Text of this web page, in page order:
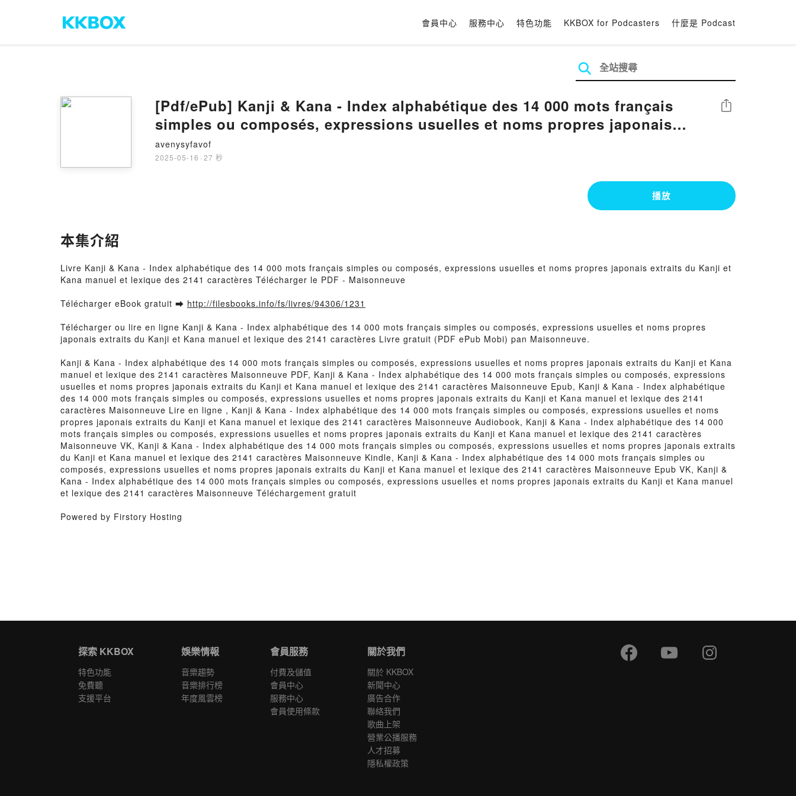
會員中心 服務中心 特色功能 KKBOX for Podcasters 什麼是 Podcast
[Pdf/ePub] Kanji & Kana - Index alphabétique des 14 000 mots français
simples ou composés, expressions usuelles et noms propres japonais
extraits du Kanji et Kana manuel et lexique des 2141 caractères par
Maisonneuve téléchargement ebook
avenysyfavof
2025-05-16 · 27 秒
分享
播放
本集介紹
Livre Kanji & Kana - Index alphabétique des 14 000 mots français simples ou composés, expressions usuelles et noms propres japonais extraits du Kanji et
Kana manuel et lexique des 2141 caractères Télécharger le PDF - Maisonneuve
Télécharger eBook gratuit ➡ http://filesbooks.info/fs/livres/94306/1231
Télécharger ou lire en ligne Kanji & Kana - Index alphabétique des 14 000 mots français simples ou composés, expressions usuelles et noms propres
japonais extraits du Kanji et Kana manuel et lexique des 2141 caractères Livre gratuit (PDF ePub Mobi) pan Maisonneuve.
Kanji & Kana - Index alphabétique des 14 000 mots français simples ou composés, expressions usuelles et noms propres japonais extraits du Kanji et Kana
manuel et lexique des 2141 caractères Maisonneuve PDF, Kanji & Kana - Index alphabétique des 14 000 mots français simples ou composés, expressions
usuelles et noms propres japonais extraits du Kanji et Kana manuel et lexique des 2141 caractères Maisonneuve Epub, Kanji & Kana - Index alphabétique
des 14 000 mots français simples ou composés, expressions usuelles et noms propres japonais extraits du Kanji et Kana manuel et lexique des 2141
caractères Maisonneuve Lire en ligne , Kanji & Kana - Index alphabétique des 14 000 mots français simples ou composés, expressions usuelles et noms
propres japonais extraits du Kanji et Kana manuel et lexique des 2141 caractères Maisonneuve Audiobook, Kanji & Kana - Index alphabétique des 14 000
mots français simples ou composés, expressions usuelles et noms propres japonais extraits du Kanji et Kana manuel et lexique des 2141 caractères
Maisonneuve VK, Kanji & Kana - Index alphabétique des 14 000 mots français simples ou composés, expressions usuelles et noms propres japonais extraits
du Kanji et Kana manuel et lexique des 2141 caractères Maisonneuve Kindle, Kanji & Kana - Index alphabétique des 14 000 mots français simples ou
composés, expressions usuelles et noms propres japonais extraits du Kanji et Kana manuel et lexique des 2141 caractères Maisonneuve Epub VK, Kanji &
Kana - Index alphabétique des 14 000 mots français simples ou composés, expressions usuelles et noms propres japonais extraits du Kanji et Kana manuel
et lexique des 2141 caractères Maisonneuve Téléchargement gratuit
Powered by Firstory Hosting
探索 KKBOX
特色功能
免費聽
支援平台
娛樂情報
音樂趨勢
音樂排行榜
年度風雲榜
會員服務
付費及儲值
會員中心
服務中心
會員使用條款
關於我們
關於 KKBOX
新聞中心
廣告合作
聯絡我們
歌曲上架
營業公播服務
人才招募
隱私權政策